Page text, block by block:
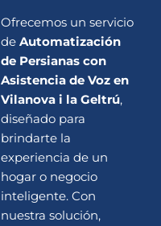
Ofrecemos un servicio
de Automatización
de Persianas con
Asistencia de Voz en
Vilanova i la Geltrú,
diseñado para
brindarte la
experiencia de un
hogar o negocio
inteligente. Con
nuestra solución,